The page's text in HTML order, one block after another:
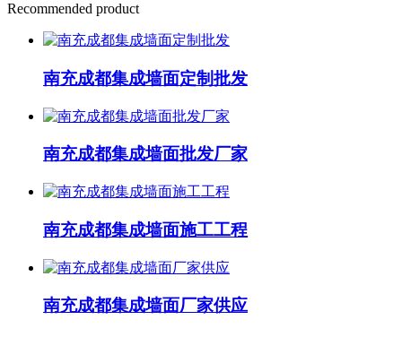
Recommended product
南充成都集成墙面定制批发
南充成都集成墙面批发厂家
南充成都集成墙面施工工程
南充成都集成墙面厂家供应